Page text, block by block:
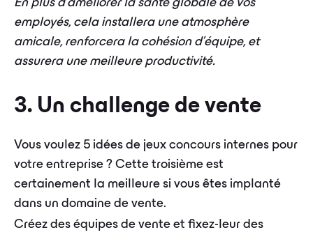
En plus d'améliorer la santé globale de vos
employés, cela installera une atmosphère
amicale, renforcera la cohésion d'équipe, et
assurera une meilleure productivité.
3. Un challenge de vente
Vous voulez 5 idées de jeux concours internes pour
votre entreprise ? Cette troisième est
certainement la meilleure si vous êtes implanté
dans un domaine de vente.
Créez des équipes de vente et fixez-leur des